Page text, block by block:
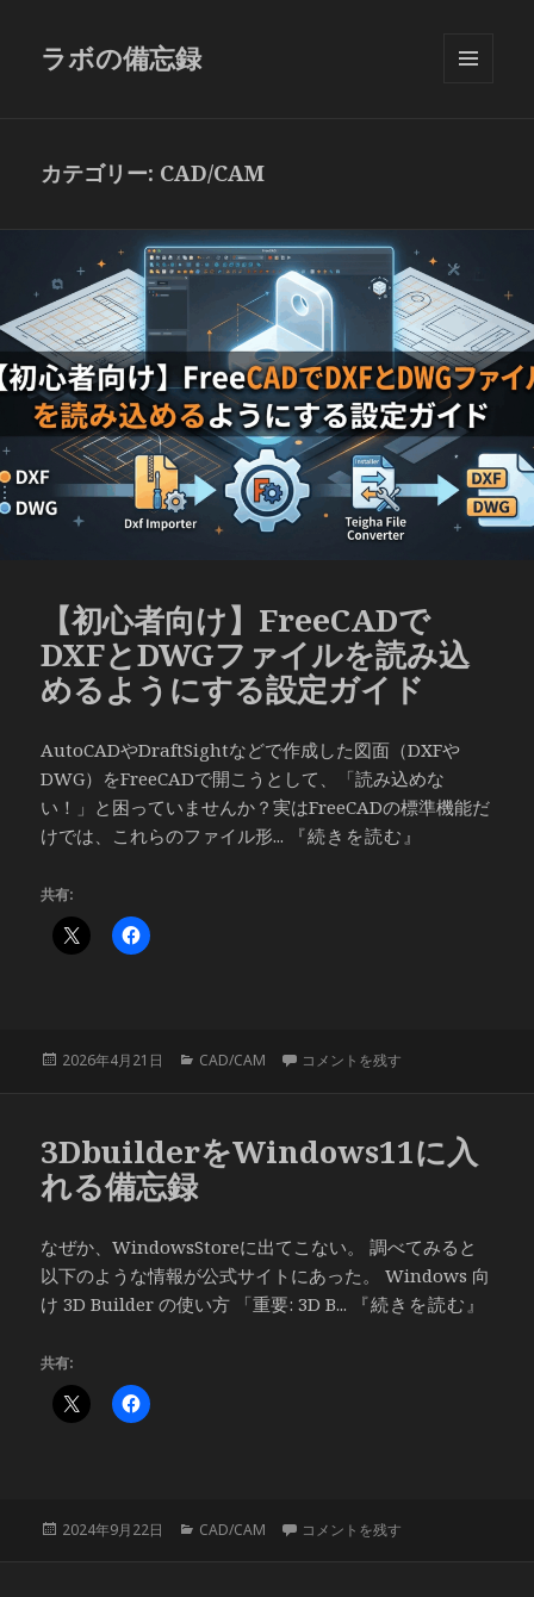
ラボの備忘録
カテゴリー: CAD/CAM
【初心者向け】FreeCADで
DXFとDWGファイルを読み込
めるようにする設定ガイド
AutoCADやDraftSightなどで作成した図面（DXFや
DWG）をFreeCADで開こうとして、「読み込めな
い！」と困っていませんか？実はFreeCADの標準機能だ
けでは、これらのファイル形...
『続きを読む』
共有:
投
2026年4月21日
カ
ー
CAD/CAM 【初心者向け】FreeCADでDXFと
コメントを残す
3DbuilderをWindows11に入
れる備忘録
なぜか、WindowsStoreに出てこない。 調べてみると
以下のような情報が公式サイトにあった。 Windows 向
け 3D Builder の使い方 「重要: 3D B...
『続きを読む』
共有:
投
2024年9月22日
カ
CAD/CAM 3DbuilderをWindows11に入れる
コメントを残す